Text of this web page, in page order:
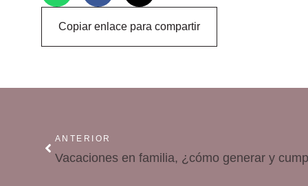
Copiar enlace para compartir
ANTERIOR
Vacaciones en familia, ¿cómo generar y